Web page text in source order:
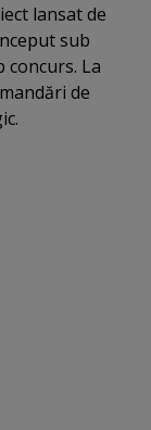
lansat de
sub
La
de